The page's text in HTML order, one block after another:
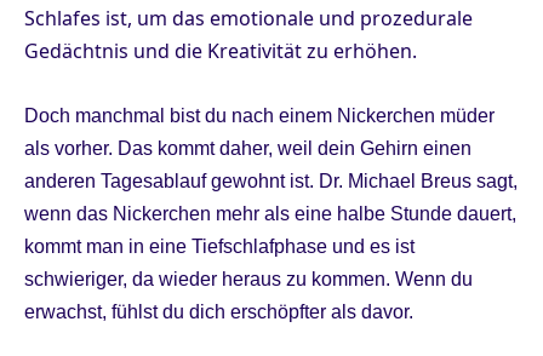
Schlafes ist, um das emotionale und prozedurale
Gedächtnis und die Kreativität zu erhöhen.
Doch manchmal bist du nach einem Nickerchen müder
als vorher. Das kommt daher, weil dein Gehirn einen
anderen Tagesablauf gewohnt ist. Dr. Michael Breus sagt,
wenn das Nickerchen mehr als eine halbe Stunde dauert,
kommt man in eine Tiefschlafphase und es ist
schwieriger, da wieder heraus zu kommen. Wenn du
erwachst, fühlst du dich erschöpfter als davor.